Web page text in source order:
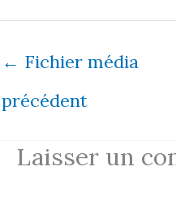
← Fichier média
précédent
Laisser un